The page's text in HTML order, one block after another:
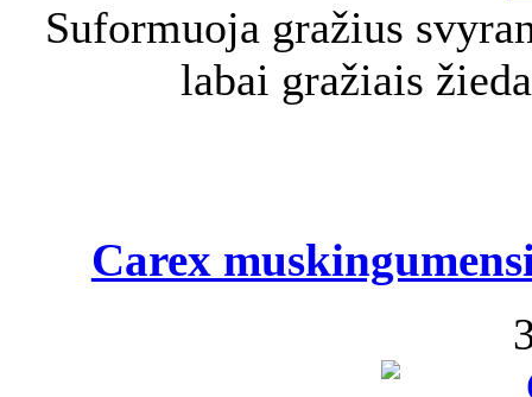
Suformuoja gražius
labai gražiais
Carex